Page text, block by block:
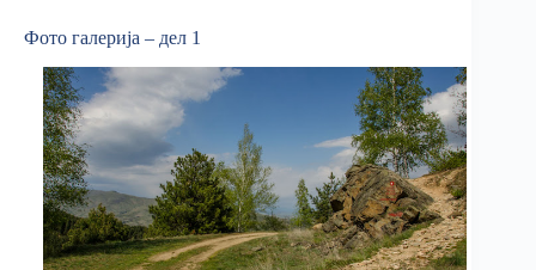
Фото галерија – дел 1